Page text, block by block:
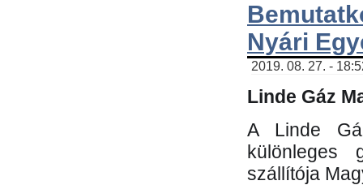
Nyári
2019. 08. 27. -
Linde Gáz
A Linde
különleges
szállítója